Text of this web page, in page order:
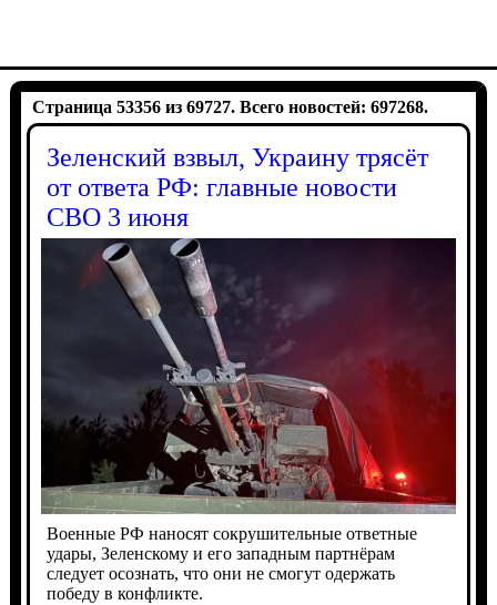
Страница 53356 из 69727. Всего новостей: 697268.
Зеленский взвыл, Украину трясёт
от ответа РФ: главные новости
СВО 3 июня
Военные РФ наносят сокрушительные ответные
удары, Зеленскому и его западным партнёрам
следует осознать, что они не смогут одержать
победу в конфликте.